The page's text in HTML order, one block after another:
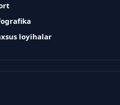
loyihalar